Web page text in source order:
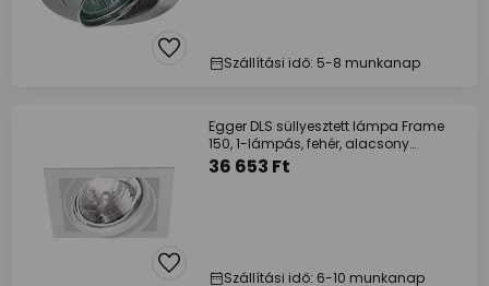
Szállítási idő: 5-8 munkanap
Egger DLS süllyesztett lámpa Frame
150, 1-lámpás, fehér, alacsony
feszültségű
36 653 Ft
Szállítási idő: 6-10 munkanap